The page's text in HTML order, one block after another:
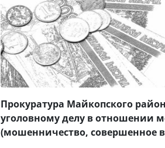
Прокуратура Майкопского
уголовному делу в отношении
(мошенничество, совершенное